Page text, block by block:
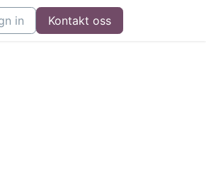
in Kontakt oss